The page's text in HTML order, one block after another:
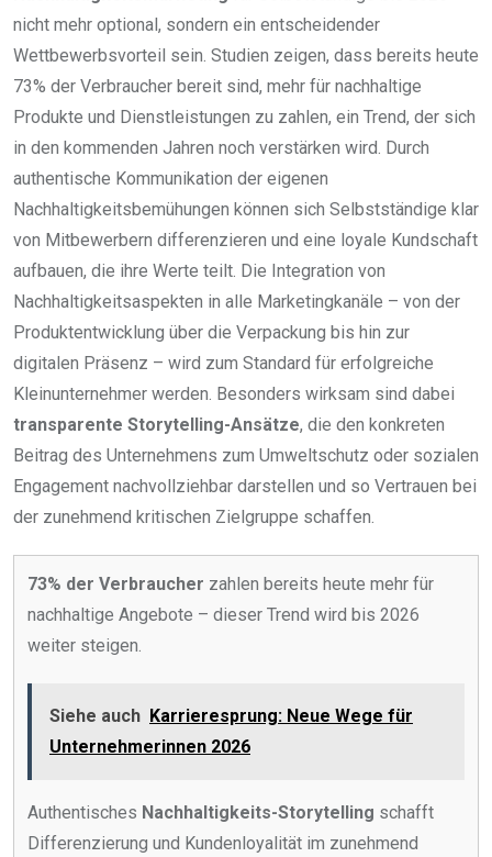
nicht mehr optional, sondern ein entscheidender
Wettbewerbsvorteil sein. Studien zeigen, dass bereits heute
73% der Verbraucher bereit sind, mehr für nachhaltige
Produkte und Dienstleistungen zu zahlen, ein Trend, der sich
in den kommenden Jahren noch verstärken wird. Durch
authentische Kommunikation der eigenen
Nachhaltigkeitsbemühungen können sich Selbstständige klar
von Mitbewerbern differenzieren und eine loyale Kundschaft
aufbauen, die ihre Werte teilt. Die Integration von
Nachhaltigkeitsaspekten in alle Marketingkanäle – von der
Produktentwicklung über die Verpackung bis hin zur
digitalen Präsenz – wird zum Standard für erfolgreiche
Kleinunternehmer werden. Besonders wirksam sind dabei
transparente Storytelling-Ansätze, die den konkreten
Beitrag des Unternehmens zum Umweltschutz oder sozialen
Engagement nachvollziehbar darstellen und so Vertrauen bei
der zunehmend kritischen Zielgruppe schaffen.
73% der Verbraucher zahlen bereits heute mehr für
nachhaltige Angebote – dieser Trend wird bis 2026
weiter steigen.
Siehe auch Karrieresprung: Neue Wege für
Unternehmerinnen 2026
Authentisches Nachhaltigkeits-Storytelling schafft
Differenzierung und Kundenloyalität im zunehmend